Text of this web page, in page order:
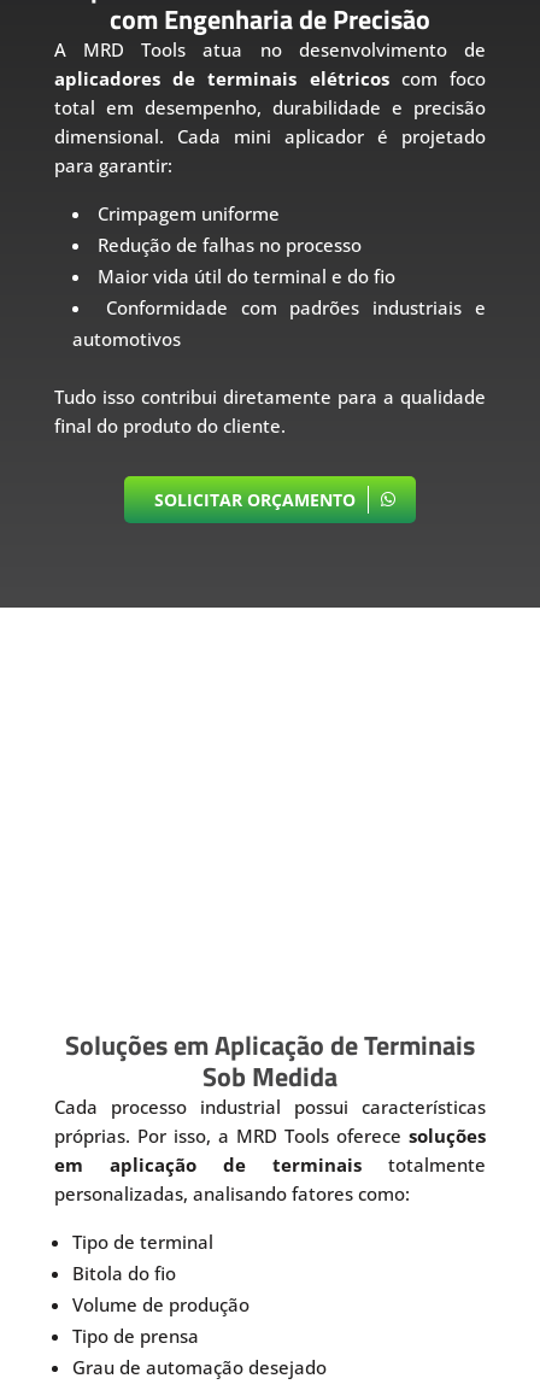
com Engenharia de Precisão
A MRD Tools atua no desenvolvimento de
aplicadores de terminais elétricoscom foco
total em desempenho, durabilidade e precisão
dimensional. Cada mini aplicador é projetado
para garantir:
Crimpagem uniforme
Redução de falhas no processo
Maior vida útil do terminal e do fio
Conformidade com padrões industriais e
automotivos
Tudo isso contribui diretamente para a qualidade
final do produto do cliente.
SOLICITAR ORÇAMENTO
Soluções em Aplicação de Terminais
Sob Medida
Cada processo industrial possui características
próprias. Por isso, a MRD Tools oferecesoluções
em aplicação de terminais totalmente
personalizadas, analisando fatores como:
Tipo de terminal
Bitola do fio
Volume de produção
Tipo de prensa
Grau de automação desejado